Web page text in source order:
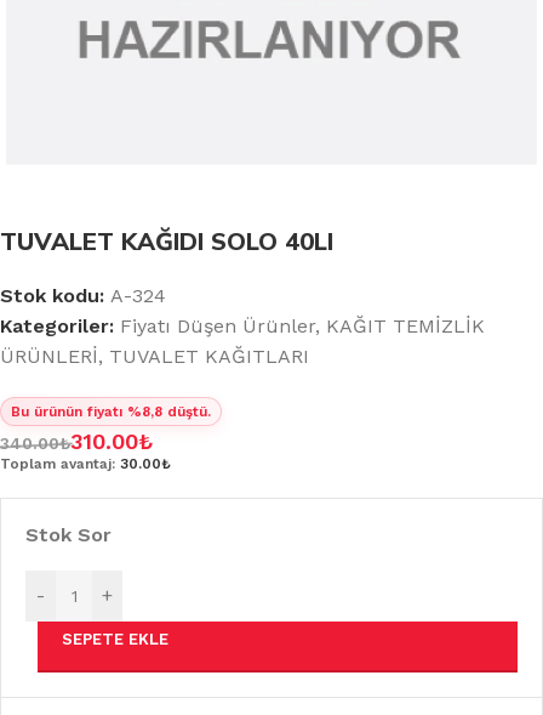
TUVALET KAĞIDI SOLO 40LI
Stok kodu: A-324
Kategoriler: Fiyatı Düşen Ürünler, KAĞIT TEMİZLİK
ÜRÜNLERİ, TUVALET KAĞITLARI
Bu ürünün fiyatı %8,8 düştü.
340.00₺310.00₺
Toplam avantaj: 30.00₺
Stok Sor
- +
SEPETE EKLE